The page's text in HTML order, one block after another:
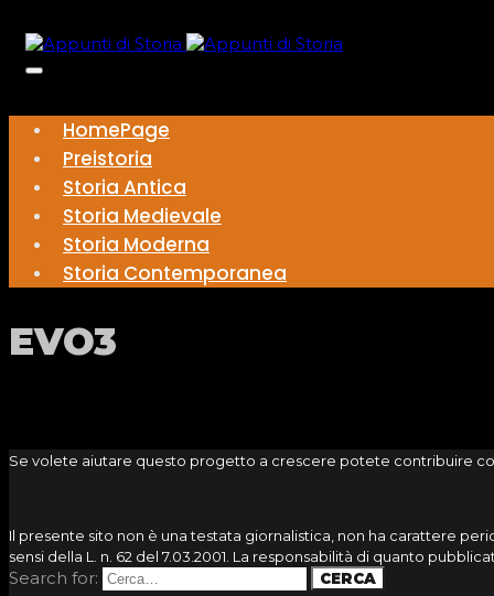
HomePage
Preistoria
Storia Antica
Storia Medievale
Storia Moderna
Storia Contemporanea
EVO3
Se volete aiutare questo progetto a crescere potete contribuire
Il presente sito non è una testata giornalistica, non ha carattere
sensi della L. n. 62 del 7.03.2001. La responsabilità di quanto
Search for: